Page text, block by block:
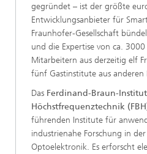
gegründet – ist der größte
Entwicklungsanbieter für
Fraunhofer-Gesellschaft
und die Expertise von ca.
Mitarbeitern aus derzeitig elf
fünf Gastinstitute aus
Das Ferdinand-Braun-
Höchstfrequenztechnik
führenden Institute für
industrienahe Forschung in
Optoelektronik. Es erforscht